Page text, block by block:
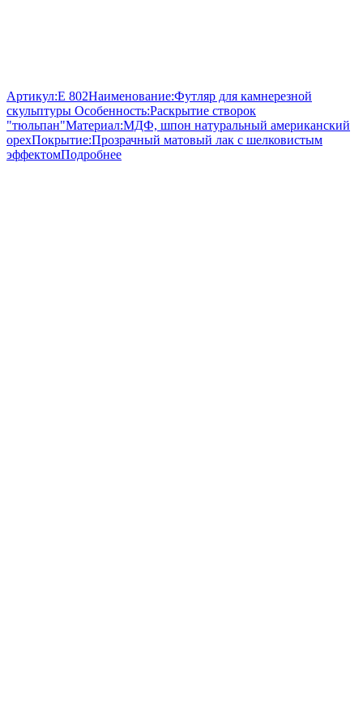
Артикул:E 802Наименование:Футляр для камнерезной
скульптуры Особенность:Раскрытие створок
"тюльпан"Материал:МДФ, шпон натуральный американский
орехПокрытие:Прозрачный матовый лак с шелковистым
эффектомПодробнее